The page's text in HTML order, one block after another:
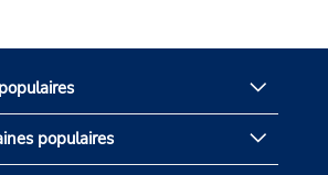
populaires